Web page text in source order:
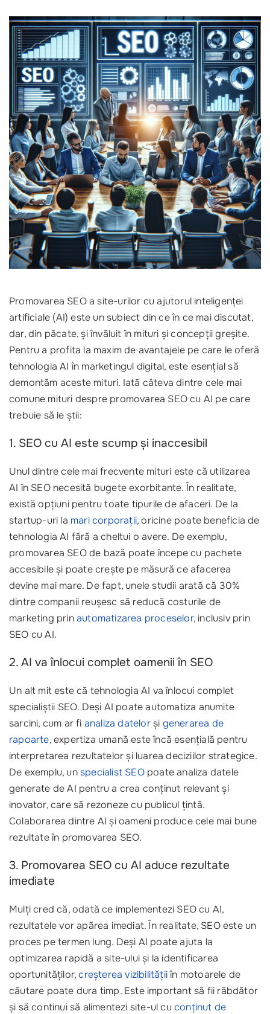
Promovarea SEO a site-urilor cu ajutorul inteligenței
artificiale (AI) este un subiect din ce în ce mai discutat,
dar, din păcate, și învăluit în mituri și concepții greșite.
Pentru a profita la maxim de avantajele pe care le oferă
tehnologia AI în marketingul digital, este esențial să
demontăm aceste mituri. Iată câteva dintre cele mai
comune mituri despre promovarea SEO cu AI pe care
trebuie să le știi:
1. SEO cu AI este scump și inaccesibil
Unul dintre cele mai frecvente mituri este că utilizarea
AI în SEO necesită bugete exorbitante. În realitate,
există opțiuni pentru toate tipurile de afaceri. De la
startup-uri la mari corporații, oricine poate beneficia de
tehnologia AI fără a cheltui o avere. De exemplu,
promovarea SEO de bază poate începe cu pachete
accesibile și poate crește pe măsură ce afacerea
devine mai mare. De fapt, unele studii arată că 30%
dintre companii reușesc să reducă costurile de
marketing prinautomatizarea proceselor, inclusiv prin
SEO cu AI.
2. AI va înlocui complet oamenii în SEO
Un alt mit este că tehnologia AI va înlocui complet
specialiștii SEO. Deși AI poate automatiza anumite
sarcini, cum ar fi analiza datelorși generarea de
rapoarte, expertiza umană este încă esențială pentru
interpretarea rezultatelor și luarea deciziilor strategice.
De exemplu, unspecialist SEOpoate analiza datele
generate de AI pentru a crea conținut relevant și
inovator, care să rezoneze cu publicul țintă.
Colaborarea dintre AI și oameni produce cele mai bune
rezultate în promovarea SEO.
3. Promovarea SEO cu AI aduce rezultate
imediate
Mulți cred că, odată ce implementezi SEO cu AI,
rezultatele vor apărea imediat. În realitate, SEO este un
proces pe termen lung. Deși AI poate ajuta la
optimizarea rapidă a site-ului și la identificarea
oportunităților,creșterea vizibilitățiiîn motoarele de
căutare poate dura timp. Este important să fii răbdător
și să continui să alimentezi site-ul cuconținut de